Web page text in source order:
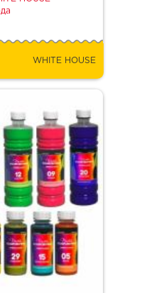
WHITE HOUSE